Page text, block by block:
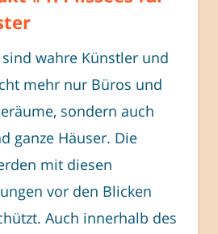
sind wahre Künstler und
mehr nur Büros und
sondern auch
ganze Häuser. Die
mit diesen
vor den Blicken
Auch innerhalb des